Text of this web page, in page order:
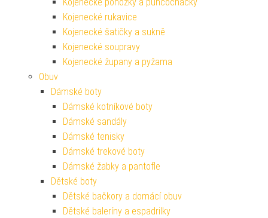
Kojenecké ponožky a punčocháčky
Kojenecké rukavice
Kojenecké šatičky a sukně
Kojenecké soupravy
Kojenecké župany a pyžama
Obuv
Dámské boty
Dámské kotníkové boty
Dámské sandály
Dámské tenisky
Dámské trekové boty
Dámské žabky a pantofle
Dětské boty
Dětské bačkory a domácí obuv
Dětské baleríny a espadrilky